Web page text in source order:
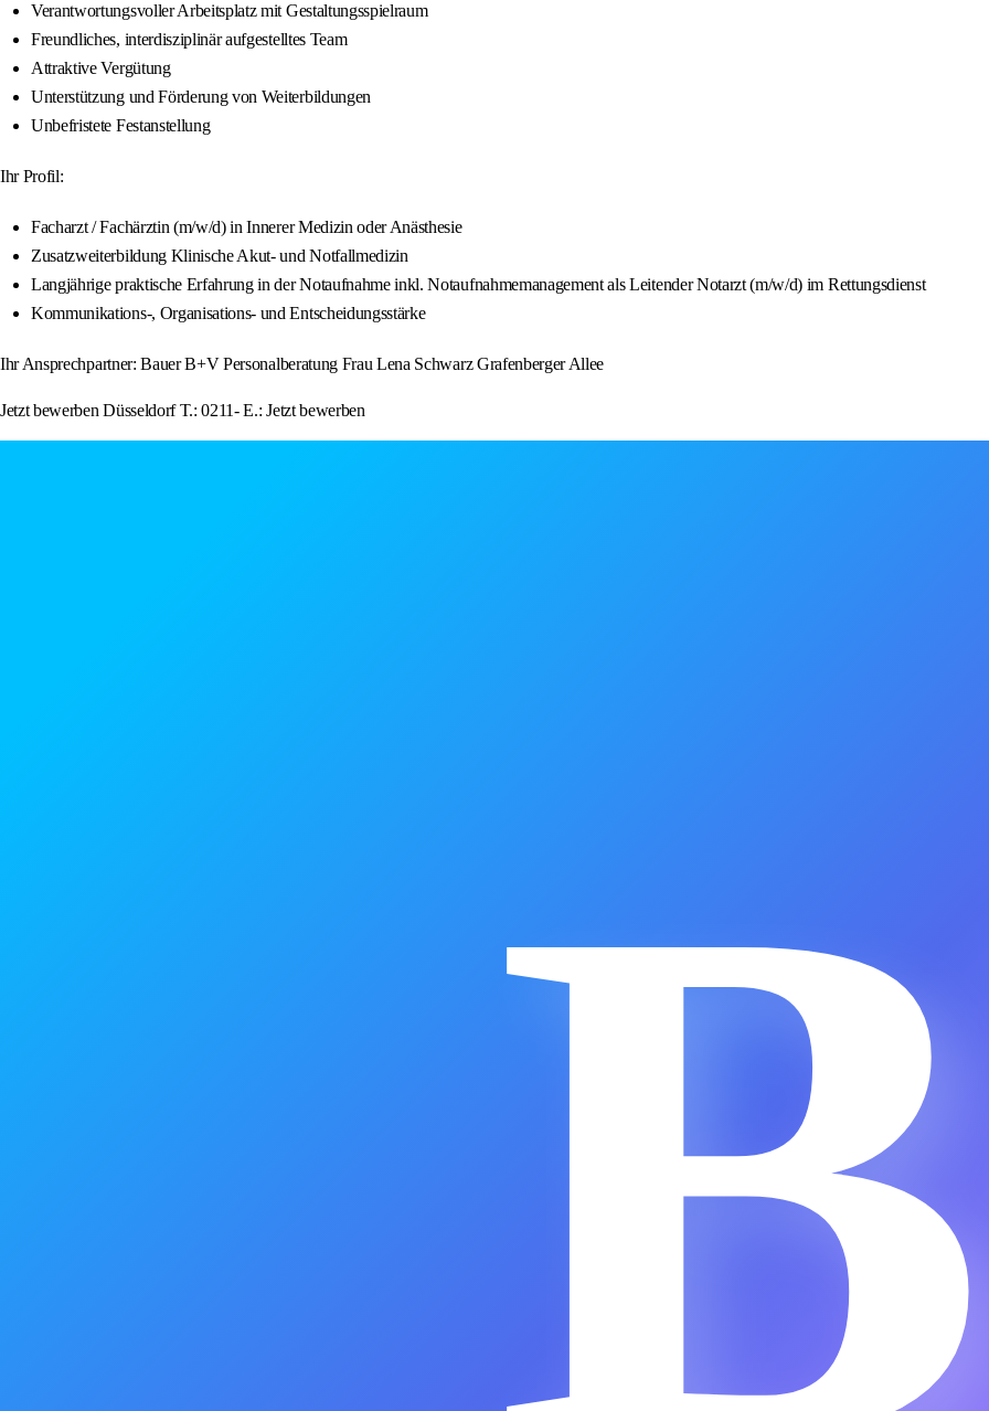
Verantwortungsvoller Arbeitsplatz mit Gestaltungsspielraum
Freundliches, interdisziplinär aufgestelltes Team
Attraktive Vergütung
Unterstützung und Förderung von Weiterbildungen
Unbefristete Festanstellung
Ihr Profil:
Facharzt / Fachärztin (m/w/d) in Innerer Medizin oder Anästhesie
Zusatzweiterbildung Klinische Akut- und Notfallmedizin
Langjährige praktische Erfahrung in der Notaufnahme inkl. Notaufnahmemanagement als Leitender Notarzt (m/w/d) im Rettungsdienst
Kommunikations-, Organisations- und Entscheidungsstärke
Ihr Ansprechpartner: Bauer B+V Personalberatung Frau Lena Schwarz Grafenberger Allee
Jetzt bewerben Düsseldorf T.: 0211- E.: Jetzt bewerben
B